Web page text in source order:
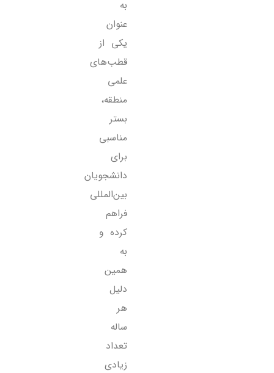
به‌
عنوان
یکی از
قطب‌های
علمی
منطقه،
بستر
مناسبی
برای
دانشجویان
بین‌المللی
فراهم
کرده و
به
همین
دلیل
هر
ساله
تعداد
زیادی